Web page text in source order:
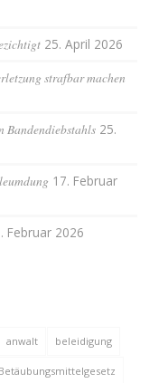
25. April 2026
strafbar machen
Bandendiebstahls 25.
17. Februar
Februar 2026
anwalt beleidigung
Betäubungsmittelgesetz